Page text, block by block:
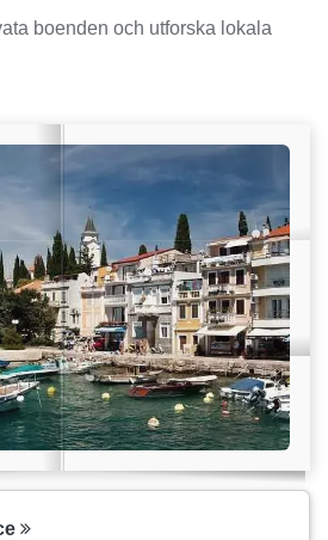
boenden och utforska lokala